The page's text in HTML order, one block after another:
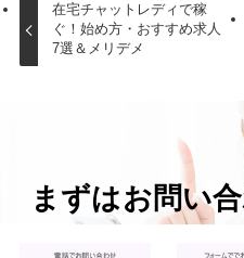
在宅チャットレディで稼
ぐ！始め方・おすすめ求人
7選＆メリデメ
まずはお問い